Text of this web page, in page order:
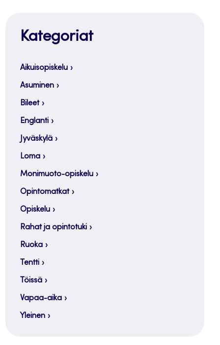
Kategoriat
Aikuisopiskelu
Asuminen
Bileet
Englanti
Jyväskylä
Loma
Monimuoto-opiskelu
Opintomatkat
Opiskelu
Rahat ja opintotuki
Ruoka
Tentti
Töissä
Vapaa-aika
Yleinen